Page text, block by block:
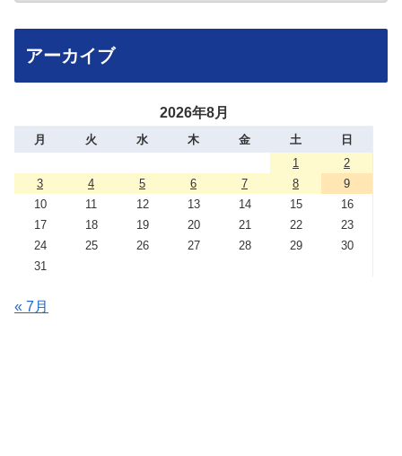
アーカイブ
2026年8月
月 火 水 木 金 土
日
1
2
3
4 5 6 7 8
9
10
11 12 13 14 15
16
17
18 19 20 21 22
23
24
25 26 27 28 29
30
31
« 7月